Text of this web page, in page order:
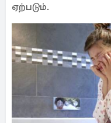
ஏற்படும்.